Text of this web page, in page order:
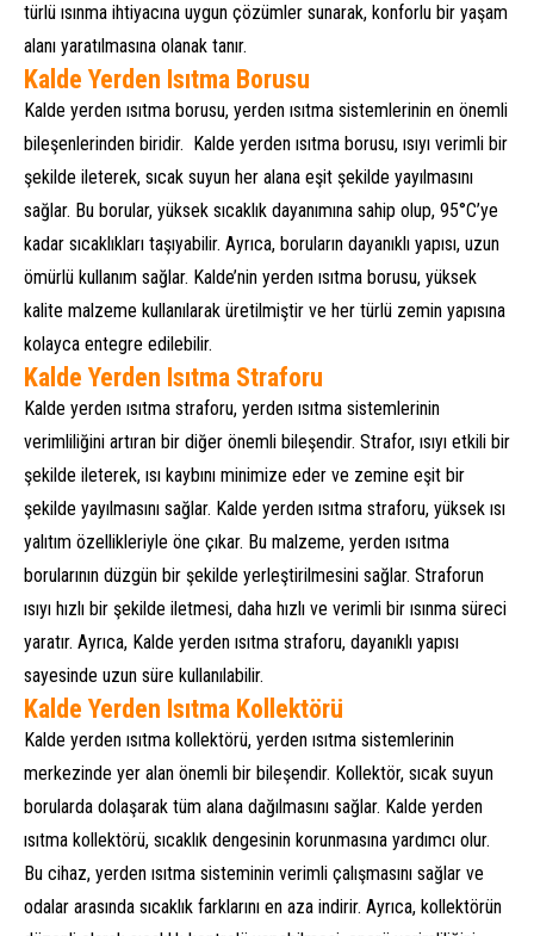
türlü ısınma ihtiyacına uygun çözümler sunarak, konforlu bir yaşam
alanı yaratılmasına olanak tanır.
Kalde Yerden Isıtma Borusu
Kalde yerden ısıtma borusu, yerden ısıtma sistemlerinin en önemli
bileşenlerinden biridir. Kalde yerden ısıtma borusu, ısıyı verimli bir
şekilde ileterek, sıcak suyun her alana eşit şekilde yayılmasını
sağlar. Bu borular, yüksek sıcaklık dayanımına sahip olup, 95°C’ye
kadar sıcaklıkları taşıyabilir. Ayrıca, boruların dayanıklı yapısı, uzun
ömürlü kullanım sağlar. Kalde’nin yerden ısıtma borusu, yüksek
kalite malzeme kullanılarak üretilmiştir ve her türlü zemin yapısına
kolayca entegre edilebilir.
Kalde Yerden Isıtma Straforu
Kalde yerden ısıtma straforu, yerden ısıtma sistemlerinin
verimliliğini artıran bir diğer önemli bileşendir. Strafor, ısıyı etkili bir
şekilde ileterek, ısı kaybını minimize eder ve zemine eşit bir
şekilde yayılmasını sağlar. Kalde yerden ısıtma straforu, yüksek ısı
yalıtım özellikleriyle öne çıkar. Bu malzeme, yerden ısıtma
borularının düzgün bir şekilde yerleştirilmesini sağlar. Straforun
ısıyı hızlı bir şekilde iletmesi, daha hızlı ve verimli bir ısınma süreci
yaratır. Ayrıca, Kalde yerden ısıtma straforu, dayanıklı yapısı
sayesinde uzun süre kullanılabilir.
Kalde Yerden Isıtma Kollektörü
Kalde yerden ısıtma kollektörü, yerden ısıtma sistemlerinin
merkezinde yer alan önemli bir bileşendir. Kollektör, sıcak suyun
borularda dolaşarak tüm alana dağılmasını sağlar. Kalde yerden
ısıtma kollektörü, sıcaklık dengesinin korunmasına yardımcı olur.
Bu cihaz, yerden ısıtma sisteminin verimli çalışmasını sağlar ve
odalar arasında sıcaklık farklarını en aza indirir. Ayrıca, kollektörün